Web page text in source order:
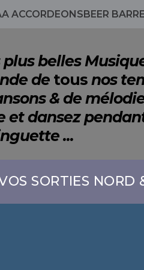
ACCORDEONSBEER
plus belles
de tous nos
& de
et dansez
...
SORTIES NORD